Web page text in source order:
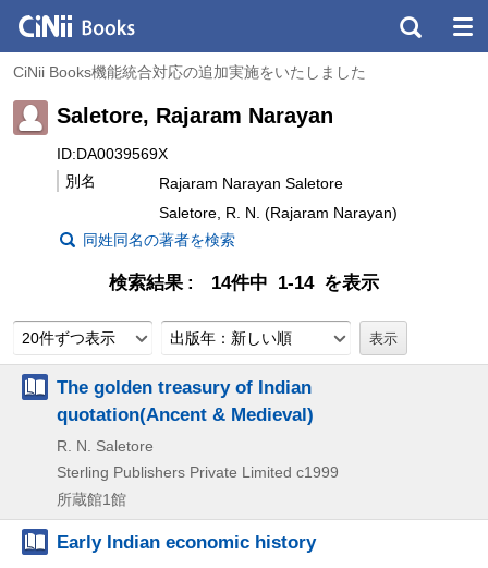
CiNii Books機能統合対応の追加実施をいたしました
Saletore, Rajaram Narayan
ID:DA0039569X
別名
Rajaram Narayan Saletore
Saletore, R. N. (Rajaram Narayan)
同姓同名の著者を検索
検索結果 14件中 1-14 を表示
20件ずつ表示 出版年：新しい順
The golden treasury of Indian
quotation(Ancent & Medieval)
R. N. Saletore
Sterling Publishers Private Limited c1999
所蔵館1館
Early Indian economic history